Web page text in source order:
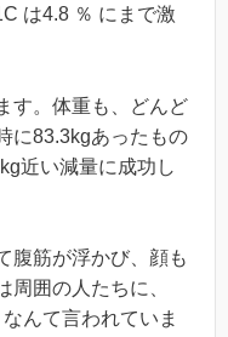
は4.8 ％ にまで激
す。体重も、どんど
に83.3kgあったもの
近い減量に成功し
腹筋が浮かび、顔も
周囲の人たちに、
んて言われていま